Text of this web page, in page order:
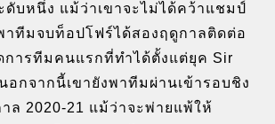
ดับหนึ่ง แม้ว่าเขาจะไม่ได้คว้าแชมป์
าทีมจบท็อปโฟร์ได้สองฤดูกาลติดต่อ
การทีมคนแรกที่ทำได้ตั้งแต่ยุค Sir
อกจากนี้เขายังพาทีมผ่านเข้ารอบชิง
ล 2020-21 แม้ว่าจะพ่ายแพ้ให้